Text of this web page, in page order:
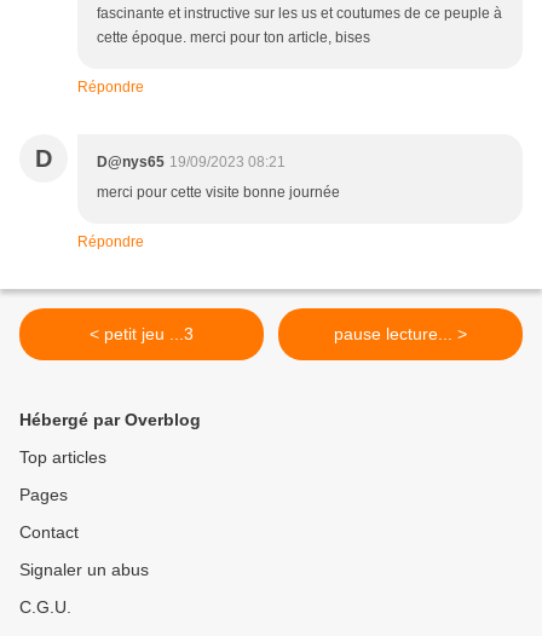
fascinante et instructive sur les us et coutumes de ce peuple à
cette époque. merci pour ton article, bises
Répondre
D D@nys65 19/09/2023 08:21
merci pour cette visite bonne journée
Répondre
< petit jeu ...3 pause lecture... >
Hébergé par Overblog
Top articles
Pages
Contact
Signaler un abus
C.G.U.